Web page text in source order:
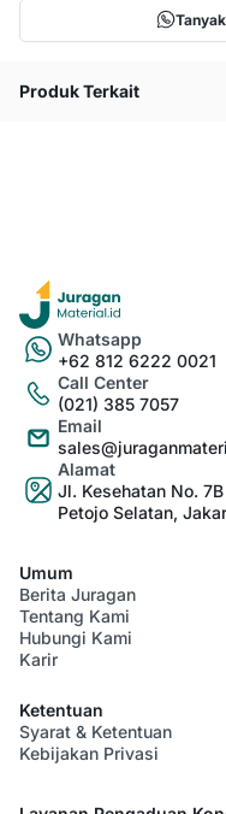
Produk Terkait
Whatsapp
+62 812 6222 0021
Call Center
(021) 385 7057
Email
Alamat
Jl. Kesehatan No. 7B
Petojo Selatan,
Umum
Berita Juragan
Tentang Kami
Hubungi Kami
Karir
Ketentuan
Syarat & Ketentuan
Kebijakan Privasi